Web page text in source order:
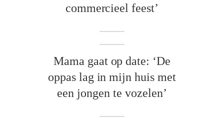
commercieel feest’
Mama gaat op date: ‘De
oppas lag in mijn huis met
een jongen te vozelen’